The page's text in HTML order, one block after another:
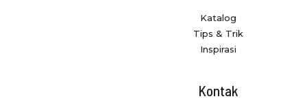
Katalog
Tips & Trik
Inspirasi
Kontak